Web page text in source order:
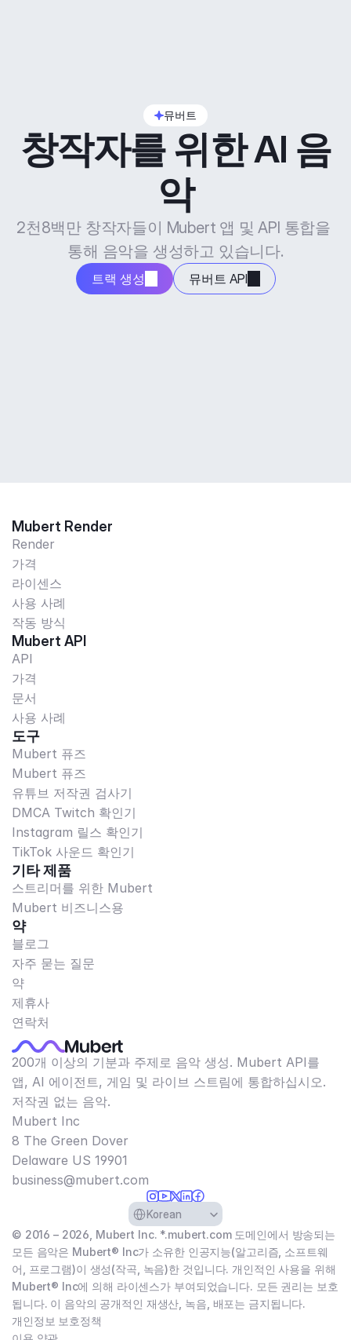
뮤버트
창작자를 위한 AI 음
악
2천8백만 창작자들이 Mubert 앱 및 API 통합을
통해 음악을 생성하고 있습니다.
트랙 생성 뮤버트 API
Mubert Render
Render
가격
라이센스
사용 사례
작동 방식
Mubert API
API
가격
문서
사용 사례
도구
Mubert 퓨즈
Mubert 퓨즈
유튜브 저작권 검사기
DMCA Twitch 확인기
Instagram 릴스 확인기
TikTok 사운드 확인기
기타 제품
스트리머를 위한 Mubert
Mubert 비즈니스용
약
블로그
자주 묻는 질문
약
제휴사
연락처
200개 이상의 기분과 주제로 음악 생성. Mubert API를
앱, AI 에이전트, 게임 및 라이브 스트림에 통합하십시오.
저작권 없는 음악.
Mubert Inc
8 The Green Dover
Delaware US 19901​
business@mubert.com
Select Language
Korean
© 2016 – 2026, Mubert Inc. *.mubert.com 도메인에서 방송되는
모든 음악은 Mubert® Inc가 소유한 인공지능(알고리즘, 소프트웨
어, 프로그램)이 생성(작곡, 녹음)한 것입니다. 개인적인 사용을 위해
Mubert® Inc에 의해 라이센스가 부여되었습니다. 모든 권리는 보호
됩니다. 이 음악의 공개적인 재생산, 녹음, 배포는 금지됩니다.
개인정보 보호정책